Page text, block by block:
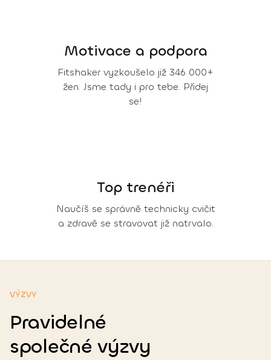
Motivace a podpora
Fitshaker vyzkoušelo již 346 000+
žen. Jsme tady i pro tebe. Přidej
se!
Top trenéři
Naučíš se správně technicky cvičit
a zdravě se stravovat již natrvalo.
VÝZVY
Pravidelné
společné výzvy